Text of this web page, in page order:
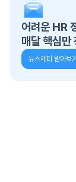
어려운 HR
매달 핵심만
뉴스레터 받아보기